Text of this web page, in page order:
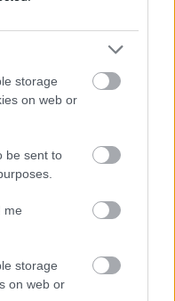
storage
on web or
be sent to
me
storage
on web or
a BKV-tól